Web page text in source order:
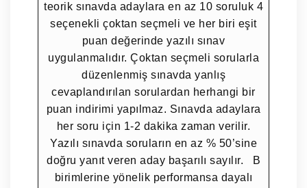
teorik sınavda adaylara en az 10 soruluk 4
seçenekli çoktan seçmeli ve her biri eşit
puan değerinde yazılı sınav
uygulanmalıdır. Çoktan seçmeli sorularla
düzenlenmiş sınavda yanlış
cevaplandırılan sorulardan herhangi bir
puan indirimi yapılmaz. Sınavda adaylara
her soru için 1-2 dakika zaman verilir.
Yazılı sınavda soruların en az % 50’sine
doğru yanıt veren aday başarılı sayılır. B
birimlerine yönelik performansa dayalı